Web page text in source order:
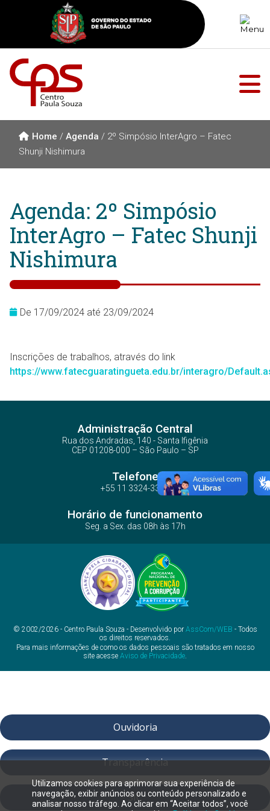
Utilizamos cookies para aprimorar sua experiência de
navegação, exibir anúncios ou conteúdo personalizado e
analisar nosso tráfego. Ao clicar em “Aceitar todos”, você
Home / Agenda / 2º Simpósio InterAgro – Fatec
Shunji Nishimura
Agenda: 2º Simpósio
InterAgro – Fatec Shunji
Nishimura
De 17/09/2024 até 23/09/2024
Inscrições de trabalhos, através do link
https://www.fatecguaratingueta.edu.br/interagro/
Administração Central
Rua dos Andradas, 140 - Santa Ifigênia
CEP 01208-000 – São Paulo – SP
Telefone
+55 11 3324-3300
Horário de funcionamento
Seg. a Sex. das 08h às 17h
© 2002/2026 - Centro Paula Souza - Desenvolvido por AssCom/WEB - Todos
os direitos reservados.
Para mais informações de como os dados pessoais são tratados em nosso
site acesse Aviso de Privacidade.
Ouvidoria
Transparência
SIC